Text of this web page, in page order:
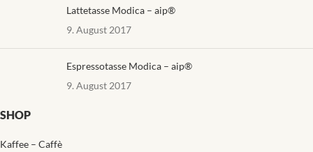
Lattetasse Modica – aip®
9. August 2017
Espressotasse Modica – aip®
9. August 2017
SHOP
Kaffee – Caffè